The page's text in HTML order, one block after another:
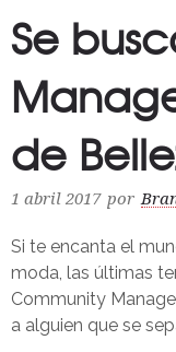
Se
de
1 abril 2017 por
Si te encanta el
moda, las últimas
Community
a alguien que se